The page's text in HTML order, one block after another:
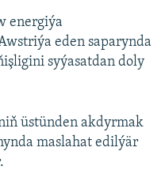
energiýa
eden saparynda
syýasatdan doly
üstünden akdyrmak
maslahat edilýär